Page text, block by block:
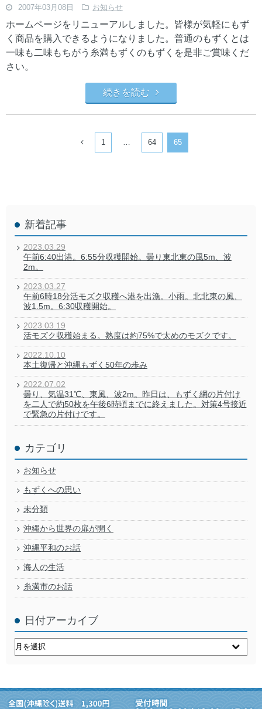
2007年03月08日 お知らせ
ホームページをリニューアルしました。皆様が気軽にもず
く商品を購入できるようになりました。普通のもずくとは
一味も二味もちがう糸満もずくのもずくを是非ご賞味くだ
さい。
続きを読む
1 … 64 65
新着記事
2023.03.29
午前6:40出港。6:55分収穫開始。曇り東北東の風5m、波
2m。
2023.03.27
午前6時18分活モズク収穫へ港を出漁。小雨。北北東の風、
波1.5m。6:30収穫開始。
2023.03.19
活モズク収穫始まる。熟度は約75%で太めのモズクです。
2022.10.10
本土復帰と沖縄もずく50年の歩み
2022.07.02
曇り、気温31℃、東風、波2m。昨日は、もずく網の片付け
を二人で約50枚を午後6時頃までに終えました。対策4号接近
で緊急の片付けです。
カテゴリ
お知らせ
もずくへの思い
未分類
沖縄から世界の扉が開く
沖縄平和のお話
海人の生活
糸満市のお話
日付アーカイブ